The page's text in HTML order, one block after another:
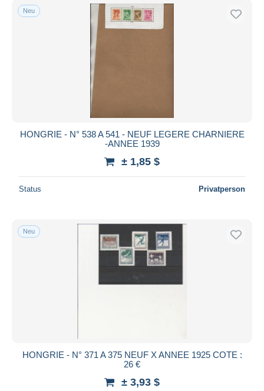
Neu
HONGRIE - N° 538 A 541 - NEUF LEGERE CHARNIERE
-ANNEE 1939
± 1,85 $
Status Privatperson
Neu
HONGRIE - N° 371 A 375 NEUF X ANNEE 1925 COTE :
26 €
± 3,93 $